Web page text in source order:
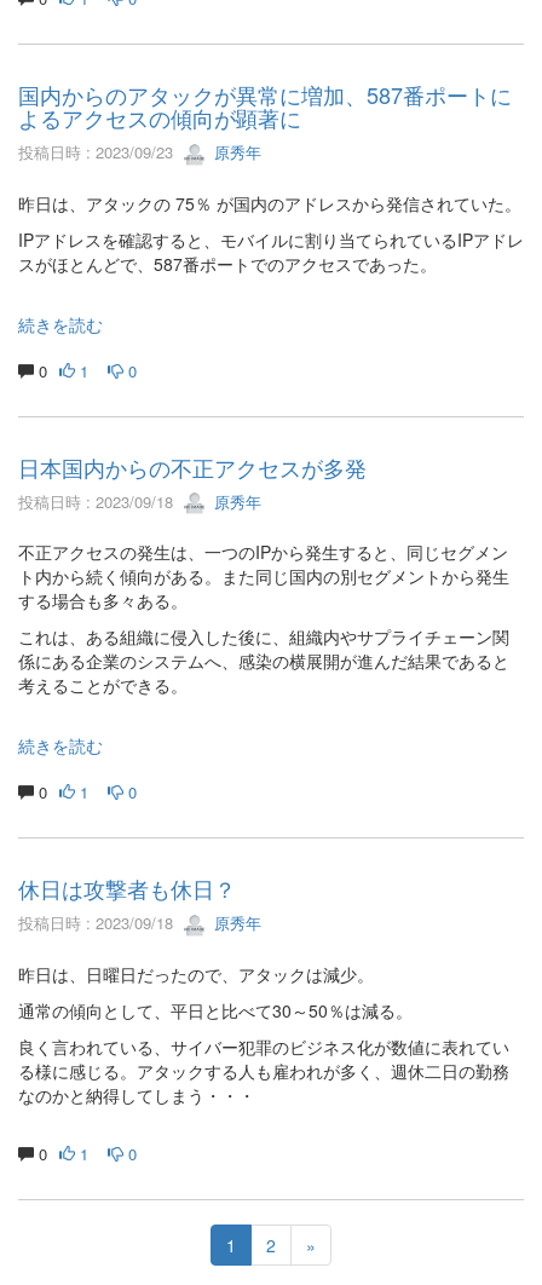
国内からのアタックが異常に増加、587番ポートに
よるアクセスの傾向が顕著に
投稿日時 : 2023/09/23 原秀年
昨日は、アタックの 75％ が国内のアドレスから発信されていた。
IPアドレスを確認すると、モバイルに割り当てられているIPアドレ
スがほとんどで、587番ポートでのアクセスであった。
続きを読む
0 1 0
日本国内からの不正アクセスが多発
投稿日時 : 2023/09/18 原秀年
不正アクセスの発生は、一つのIPから発生すると、同じセグメン
ト内から続く傾向がある。また同じ国内の別セグメントから発生
する場合も多々ある。
これは、ある組織に侵入した後に、組織内やサプライチェーン関
係にある企業のシステムへ、感染の横展開が進んだ結果であると
考えることができる。
続きを読む
0 1 0
休日は攻撃者も休日？
投稿日時 : 2023/09/18 原秀年
昨日は、日曜日だったので、アタックは減少。
通常の傾向として、平日と比べて30～50％は減る。
良く言われている、サイバー犯罪のビジネス化が数値に表れてい
る様に感じる。アタックする人も雇われが多く、週休二日の勤務
なのかと納得してしまう・・・
0 1 0
1 2 »